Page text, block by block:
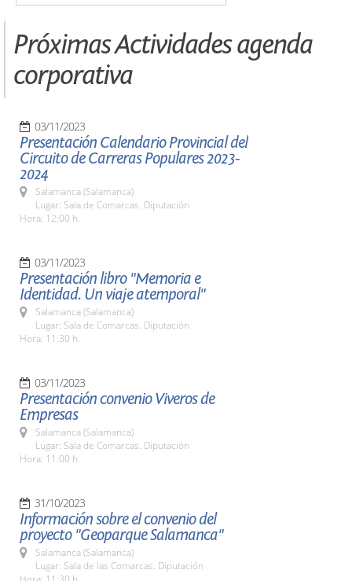
Próximas Actividades agenda
corporativa
03/11/2023
Presentación Calendario Provincial del
Circuito de Carreras Populares 2023-
2024
Salamanca (Salamanca)
Lugar: Sala de Comarcas. Diputación
Hora: 12:00 h.
03/11/2023
Presentación libro "Memoria e
Identidad. Un viaje atemporal"
Salamanca (Salamanca)
Lugar: Sala de Comarcas. Diputación
Hora: 11:30 h.
03/11/2023
Presentación convenio Viveros de
Empresas
Salamanca (Salamanca)
Lugar: Sala de Comarcas. Diputación
Hora: 11:00 h.
31/10/2023
Información sobre el convenio del
proyecto "Geoparque Salamanca"
Salamanca (Salamanca)
Lugar: Sala de las Comarcas. Diputación